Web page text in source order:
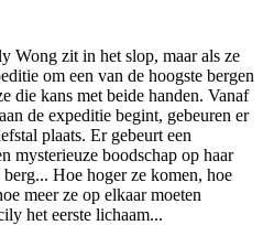
Wong zit in het slop, maar als ze
om een van de hoogste bergen
die kans met beide handen. Vanaf
de expeditie begint, gebeuren er
plaats. Er gebeurt een
mysterieuze boodschap op haar
Hoe hoger ze komen, hoe
meer ze op elkaar moeten
het eerste lichaam...